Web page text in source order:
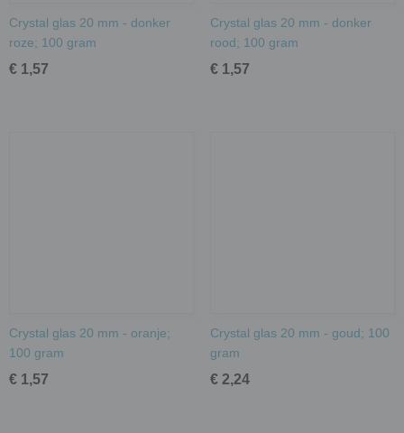
Crystal glas 20 mm - donker
roze; 100 gram
€ 1,57
Crystal glas 20 mm - donker
rood; 100 gram
€ 1,57
Crystal glas 20 mm - oranje;
100 gram
€ 1,57
Crystal glas 20 mm - goud; 100
gram
€ 2,24